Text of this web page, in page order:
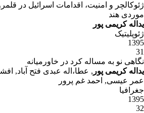
ژئوکالچر و امنیت، اقدامات اسرائیل در
موردی هند
یداله کریمی پور
ژئوپلیتیک
1395
31
نگاهی نو به مساله کرد در خاورمیانه
یداله کریمی پور , عطا،اله عبدی فتح آباد,
عمر عیسی, احمد غم پرور
جغرافیا
1395
32